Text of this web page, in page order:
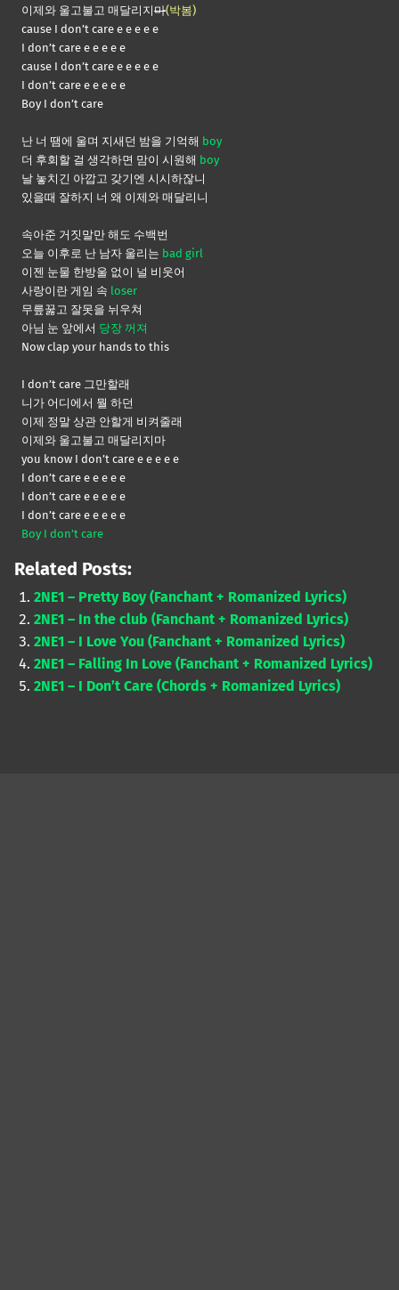
이제와 울고불고 매달리지마(박봄)
cause I don’t care e e e e e
I don’t care e e e e e
cause I don’t care e e e e e
I don’t care e e e e e
Boy I don’t care
난 너 땜에 울며 지새던 밤을 기억해 boy
더 후회할 걸 생각하면 맘이 시원해 boy
날 놓치긴 아깝고 갖기엔 시시하잖니
있을때 잘하지 너 왜 이제와 매달리니
속아준 거짓말만 해도 수백번
오늘 이후로 난 남자 울리는 bad girl
이젠 눈물 한방울 없이 널 비웃어
사랑이란 게임 속 loser
무릎꿇고 잘못을 뉘우쳐
아님 눈 앞에서 당장 꺼져
Now clap your hands to this
I don’t care 그만할래
니가 어디에서 뭘 하던
이제 정말 상관 안할게 비켜줄래
이제와 울고불고 매달리지마
you know I don’t care e e e e e
I don’t care e e e e e
I don’t care e e e e e
I don’t care e e e e e
Boy I don’t care
Related Posts:
2NE1 – Pretty Boy (Fanchant + Romanized Lyrics)
2NE1 – In the club (Fanchant + Romanized Lyrics)
2NE1 – I Love You (Fanchant + Romanized Lyrics)
2NE1 – Falling In Love (Fanchant + Romanized Lyrics)
2NE1 – I Don’t Care (Chords + Romanized Lyrics)